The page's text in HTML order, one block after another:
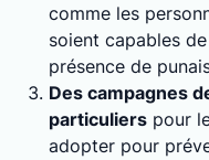
comme les
soient capables
présence de
Des campagnes
particuliers pour
adopter pour